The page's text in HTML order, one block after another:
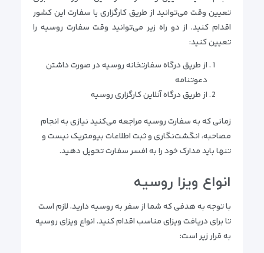
تعیین وقت می‌توانید از طریق کارگزاری یا سفارت این کشور
اقدام کنید. از دو راه زیر می‌توانید وقت سفارت روسیه را
تعیین کنید:
از طریق درگاه سفارتخانه روسیه در صورت داشتن
دعوتنامه
از طریق درگاه آنلاین کارگزاری روسیه
زمانی که به سفارت روسیه مراجعه می‌کنید نیازی به انجام
مصاحبه، انگشت‌نگاری و ثبت اطلاعات بیومتریک نیست و
تنها باید مدارک خود را به افسر سفارت تحویل دهید.
انواع ویزا روسیه
با توجه به هدفی که شما از سفر به روسیه دارید، لازم است
تا برای دریافت ویزای مناسب اقدام کنید. انواع ویزای روسیه
به قرار زیر است: